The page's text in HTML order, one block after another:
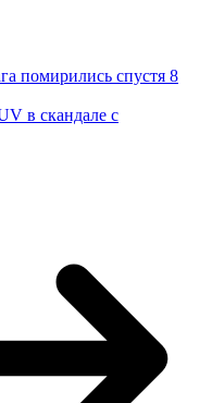
помирились спустя 8
в скандале с